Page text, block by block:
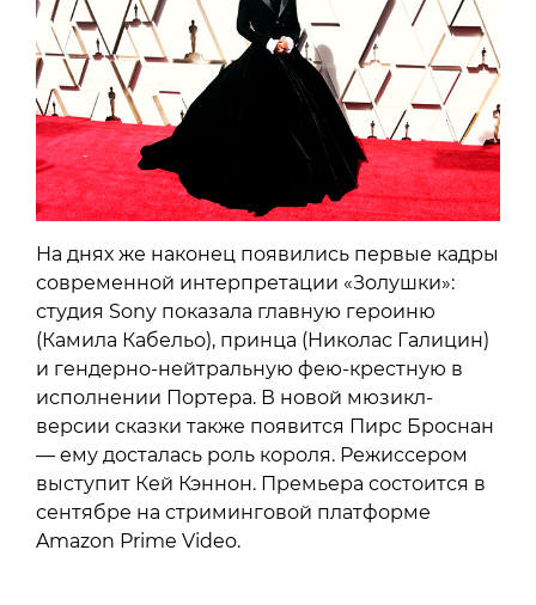
На днях же наконец появились первые кадры
современной интерпретации «Золушки»:
студия Sony показала главную героиню
(Камила Кабельо), принца (Николас Галицин)
и гендерно-нейтральную фею-крестную в
исполнении Портера. В новой мюзикл-
версии сказки также появится Пирс Броснан
— ему досталась роль короля. Режиссером
выступит Кей Кэннон. Премьера состоится в
сентябре на стриминговой платформе
Amazon Prime Video.